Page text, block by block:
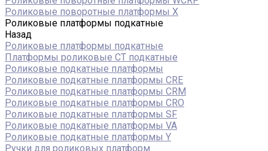
Роликовые поворотные платформы X
Роликовые платформы подкатные
Назад
Роликовые платформы подкатные
Платформы роликовые СТ подкатные
Роликовые подкатные платформы
Роликовые подкатные платформы CRE
Роликовые подкатные платформы CRM
Роликовые подкатные платформы CRO
Роликовые подкатные платформы SF
Роликовые подкатные платформы VA
Роликовые подкатные платформы Y
Ручки для роликовых платформ